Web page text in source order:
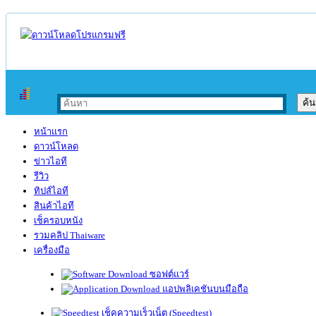
หน้าแรก
ดาวน์โหลด
ข่าวไอที
รีวิว
ทิปส์ไอที
สินค้าไอที
เช็ครอบหนัง
รวมคลิป Thaiware
เครื่องมือ
ซอฟต์แวร์
แอปพลิเคชันบนมือถือ
เช็คความเร็วเน็ต (Speedtest)